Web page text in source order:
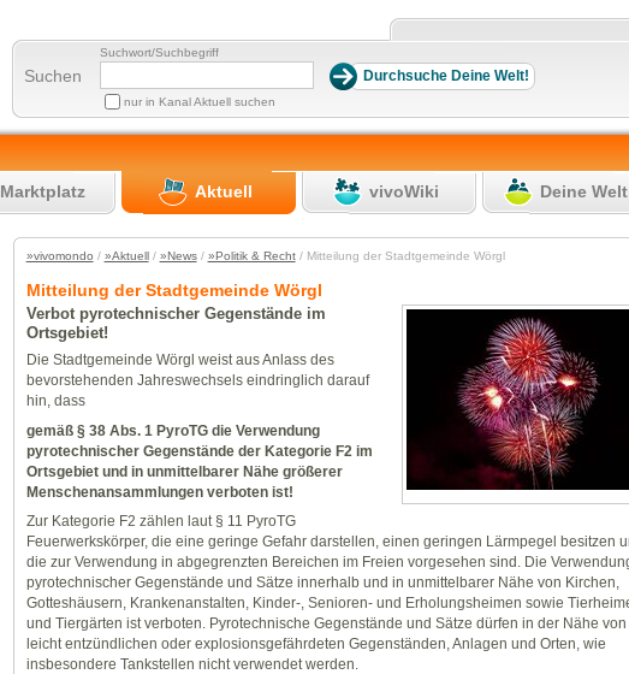
Suchen
Suchwort/Suchbegriff
nur in Kanal Aktuell suchen
Marktplatz Aktuell vivoWiki Deine Welt
»vivomondo / »Aktuell/ »News/ »Politik & Recht/ Mitteilung der Stadtgemeinde Wörgl
Mitteilung der Stadtgemeinde Wörgl
Verbot pyrotechnischer Gegenstände im
Ortsgebiet!
Die Stadtgemeinde Wörgl weist aus Anlass des
bevorstehenden Jahreswechsels eindringlich darauf
hin, dass
gemäß § 38 Abs. 1 PyroTG die Verwendung
pyrotechnischer Gegenstände der Kategorie F2 im
Ortsgebiet und in unmittelbarer Nähe größerer
Menschenansammlungen verboten ist!
Zur Kategorie F2 zählen laut § 11 PyroTG
Feuerwerkskörper, die eine geringe Gefahr darstellen, einen geringen Lärmpegel besitzen
die zur Verwendung in abgegrenzten Bereichen im Freien vorgesehen sind. Die
pyrotechnischer Gegenstände und Sätze innerhalb und in unmittelbarer Nähe von Kirchen,
Gotteshäusern, Krankenanstalten, Kinder-, Senioren- und Erholungsheimen sowie
und Tiergärten ist verboten. Pyrotechnische Gegenstände und Sätze dürfen in der Nähe von
leicht entzündlichen oder explosionsgefährdeten Gegenständen, Anlagen und Orten, wie
insbesondere Tankstellen nicht verwendet werden.